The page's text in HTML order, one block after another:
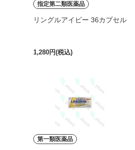
指定第二類医薬品
リングルアイビー 36カプセル
1,280円(税込)
第一類医薬品